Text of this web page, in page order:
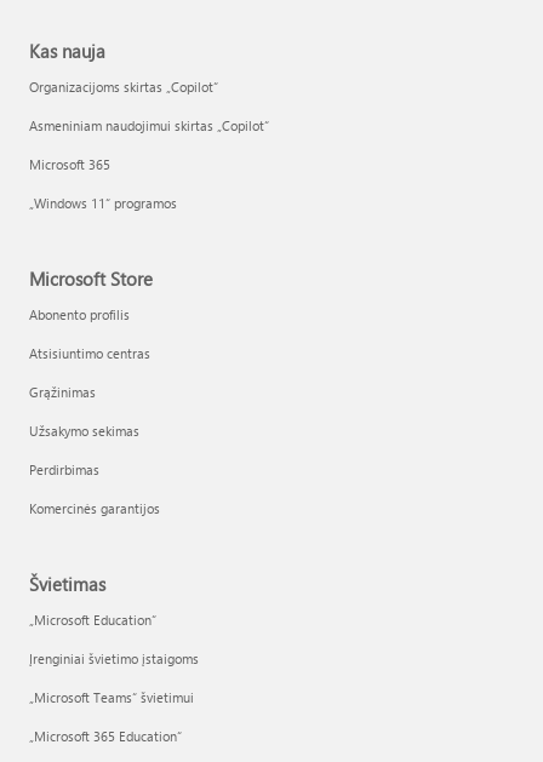
Kas nauja
Organizacijoms skirtas „Copilot“
Asmeniniam naudojimui skirtas „Copilot“
Microsoft 365
„Windows 11“ programos
Microsoft Store
Abonento profilis
Atsisiuntimo centras
Grąžinimas
Užsakymo sekimas
Perdirbimas
Komercinės garantijos
Švietimas
„Microsoft Education“
Įrenginiai švietimo įstaigoms
„Microsoft Teams“ švietimui
„Microsoft 365 Education“